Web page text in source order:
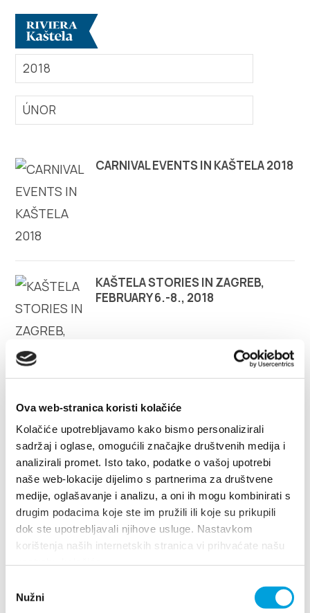
Ova web-stranica koristi kolačiće
Kolačiće upotrebljavamo kako bismo personalizirali
sadržaj i oglase, omogućili značajke društvenih medija i
analizirali promet. Isto tako, podatke o vašoj upotrebi
naše web-lokacije dijelimo s partnerima za društvene
medije, oglašavanje i analizu, a oni ih mogu kombinirati s
drugim podacima koje ste im pružili ili koje su prikupili
dok ste upotrebljavali njihove usluge. Nastavkom
korištenja naših internetskih stranica vi prihvaćate našu
pristanka
Nužni
Prozkoumej
Destinace
Co dělat
Info
Multimédia
cs
info@kastela-info.hr
Villa Nika, Kamberovo šetalište 30,
21216 Kaštel Stari, Hrvatska
Wskazówki
AKCE
2018
ÚNOR
CARNIVAL EVENTS IN KAŠTELA 2018
KAŠTELA STORIES IN ZAGREB,
FEBRUARY 6.-8., 2018
Kastela City Day celebration
program 2018